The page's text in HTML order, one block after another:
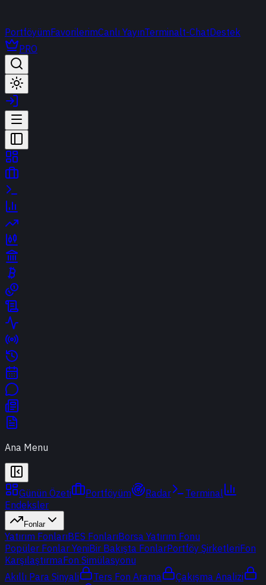
PortföyümFavorilerimCanlı YayınTerminalt-ChatDestek
PRO
Ana Menu
Günün Özeti Portföyüm Radar
Terminal
Endeksler
Fonlar
Yatırım FonlarıBES FonlarıBorsa Yatırım Fonu
Popüler Fonlar YeniBir Bakışta FonlarPortföy ŞirketleriFon
KarşılaştırmaFon Simülasyonu
Akıllı Para Sinyali
Ters Fon Arama
Çakışma Analizi